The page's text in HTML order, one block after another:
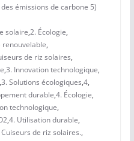
émissions de carbone 5)
solaire,2. Écologie,
renouvelable,
de riz solaires,
,3. Innovation technologique,
3. Solutions écologiques,4,
durable,4. Écologie,
technologique,
,4. Utilisation durable,
Cuiseurs de riz solaires.,